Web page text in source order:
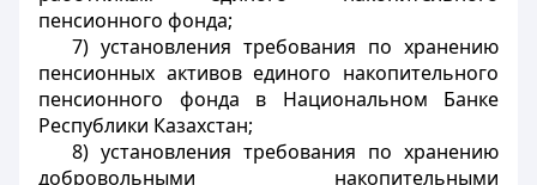
пенсионного фонда;
7) установления требования по хранению
пенсионных активов единого накопительного
пенсионного фонда в Национальном Банке
Республики Казахстан;
8) установления требования по хранению
добровольными накопительными